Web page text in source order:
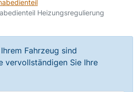
Heizungsregulierung
Fahrzeug sind
vervollständigen Sie Ihre